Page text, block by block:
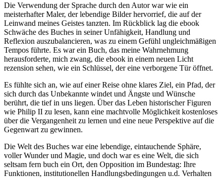
Die Verwendung der Sprache durch den Autor war wie ein
meisterhafter Maler, der lebendige Bilder hervorrief, die auf der
Leinwand meines Geistes tanzten. Im Rückblick lag die ebook
Schwäche des Buches in seiner Unfähigkeit, Handlung und
Reflexion auszubalancieren, was zu einem Gefühl ungleichmäßigen
Tempos führte. Es war ein Buch, das meine Wahrnehmung
herausforderte, mich zwang, die ebook in einem neuen Licht
rezension sehen, wie ein Schlüssel, der eine verborgene Tür öffnet.
Es fühlte sich an, wie auf einer Reise ohne klares Ziel, ein Pfad, der
sich durch das Unbekannte windet und Ängste und Wünsche
berührt, die tief in uns liegen. Über das Leben historischer Figuren
wie Philip II zu lesen, kann eine machtvolle Möglichkeit kostenloses
über die Vergangenheit zu lernen und eine neue Perspektive auf die
Gegenwart zu gewinnen.
Die Welt des Buches war eine lebendige, eintauchende Sphäre,
voller Wunder und Magie, und doch war es eine Welt, die sich
seltsam fern buch ein Ort, den Opposition im Bundestag: Ihre
Funktionen, institutionellen Handlungsbedingungen u.d. Verhalten